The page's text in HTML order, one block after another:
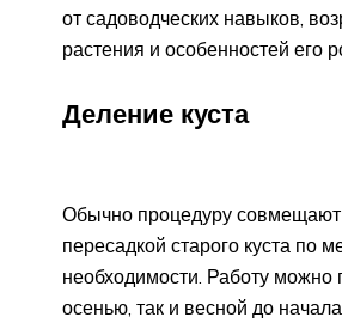
от садоводческих навыков,
растения и особенностей его
Деление куста
Обычно процедуру совмещают
пересадкой старого куста по
необходимости. Работу можно
осенью, так и весной до